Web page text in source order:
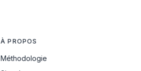
À PROPOS
Méthodologie